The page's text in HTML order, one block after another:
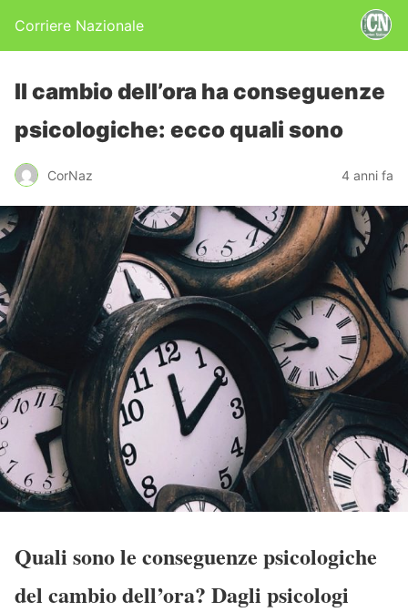
Corriere Nazionale
Il cambio dell’ora ha conseguenze
psicologiche: ecco quali sono
CorNaz 4 anni fa
Quali sono le conseguenze psicologiche
del cambio dell’ora? Dagli psicologi